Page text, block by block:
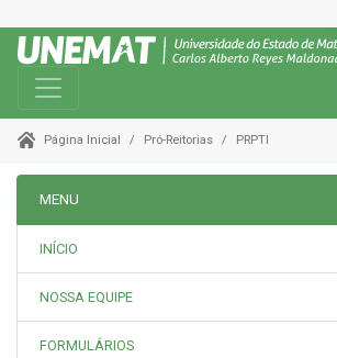
Toggle navigation
Página Inicial Pró-Reitorias PRPTI
MENU
INÍCIO
NOSSA EQUIPE
FORMULÁRIOS